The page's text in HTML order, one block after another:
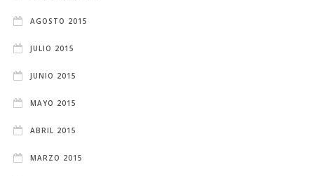
AGOSTO 2015
JULIO 2015
JUNIO 2015
MAYO 2015
ABRIL 2015
MARZO 2015